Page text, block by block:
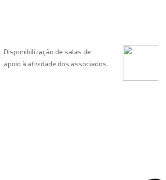
Disponibilização de salas de
apoio à atividade dos associados.